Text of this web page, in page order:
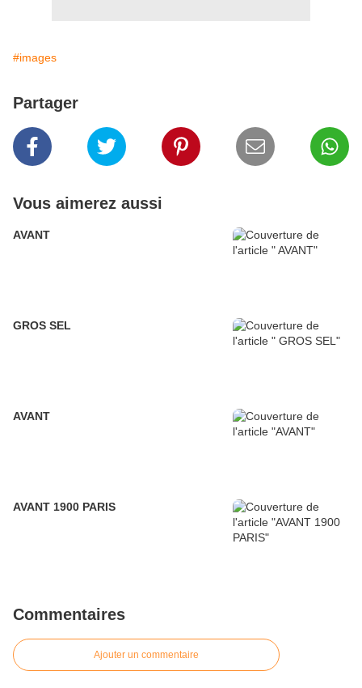
#images
Partager
Vous aimerez aussi
AVANT
GROS SEL
AVANT
AVANT 1900 PARIS
Commentaires
Ajouter un commentaire